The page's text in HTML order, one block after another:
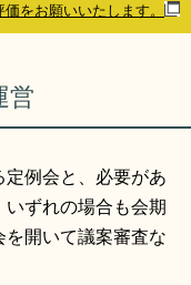
ら探す
バシーポリシー
をお願いいたします。
営
例会と、必要があ
ずれの場合も会期
を開いて議案審査な